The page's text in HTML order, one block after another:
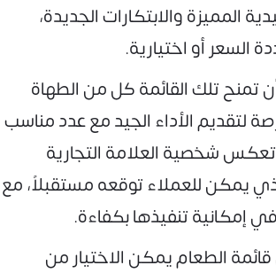
المميزة والابتكارات الجديدة،
السعر أو اختيارية.
تمنح تلك القائمة كل من الطهاة
لتقديم الأداء الجيد مع عدد مناسب
شخصية العلامة التجارية
يمكن للعملاء توقعه مستقبلاً، مع
إمكانية تنفيذها بكفاءة.
الطعام يمكن الاختيار من